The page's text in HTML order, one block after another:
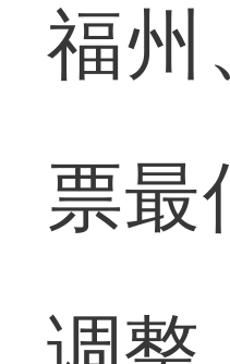
福州
票最